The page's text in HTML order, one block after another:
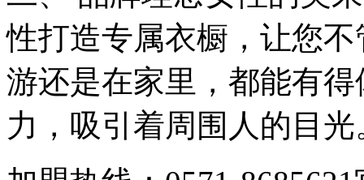
性打造专属衣橱，让您
游还是在家里，都能有
力，吸引着周围人的目